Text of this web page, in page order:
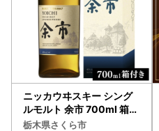
ニッカウヰスキー シング
ルモルト 余市 700ml 箱付
き
栃木県さくら市